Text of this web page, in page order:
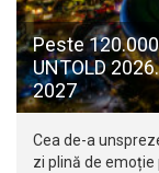
Peste
UNTOLD
2027
Cea de-a
zi plină de